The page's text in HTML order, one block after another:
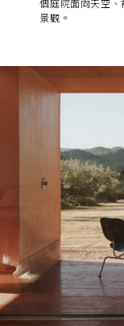
個庭院面向天空
景觀。